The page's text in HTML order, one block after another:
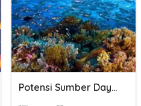
Potensi Sumber Daya Alam Dan Kemaritiman Indonesia